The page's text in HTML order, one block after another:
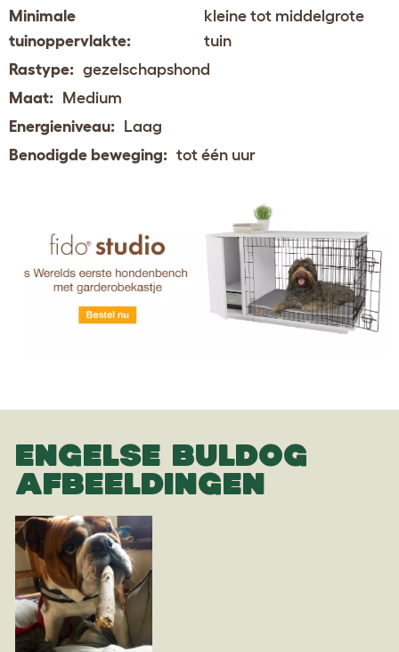
Minimale
tuinoppervlakte:
kleine tot middelgrote
tuin
Rastype: gezelschapshond
Maat: Medium
Energieniveau: Laag
Benodigde beweging: tot één uur
ENGELSE BULDOG
AFBEELDINGEN